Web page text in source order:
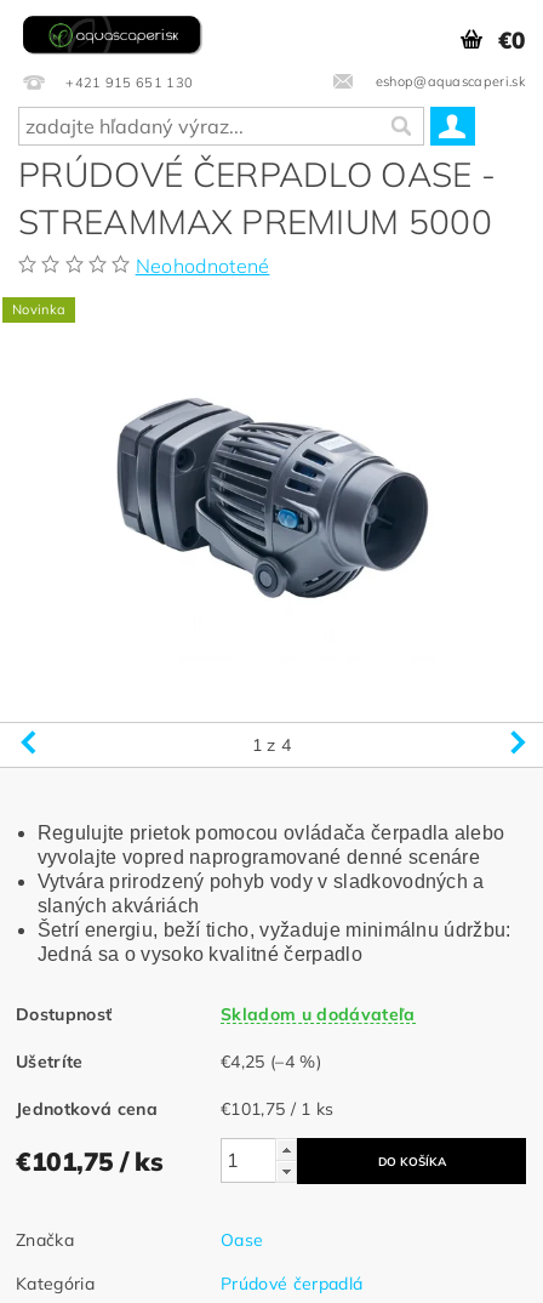
+421 915 651 130 eshop@aquascaperi.sk
€0
PRÚDOVÉ ČERPADLO OASE -
STREAMMAX PREMIUM 5000
Neohodnotené
Novinka
1 z 4
Regulujte prietok pomocou ovládača čerpadla alebo
vyvolajte vopred naprogramované denné scenáre
Vytvára prirodzený pohyb vody v sladkovodných a
slaných akváriách
Šetrí energiu, beží ticho, vyžaduje minimálnu údržbu:
Jedná sa o vysoko kvalitné čerpadlo
Dostupnosť Skladom u dodávateľa
Ušetríte €4,25 (–4 %)
Jednotková cena €101,75 / 1 ks
€101,75/ ks
Značka
Oase
Kategória
Prúdové čerpadlá